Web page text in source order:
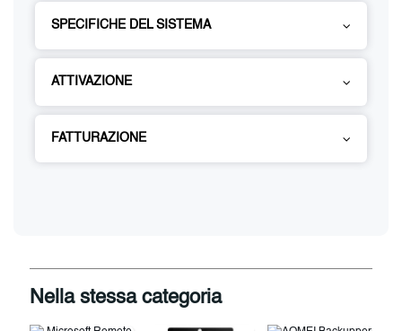
SPECIFICHE DEL SISTEMA
ATTIVAZIONE
FATTURAZIONE
Nella stessa categoria